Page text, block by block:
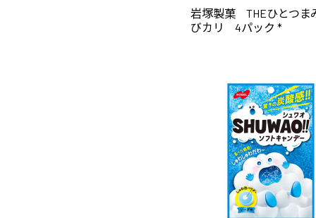
岩塚製菓 THEひとつ
びカリ 4パック *